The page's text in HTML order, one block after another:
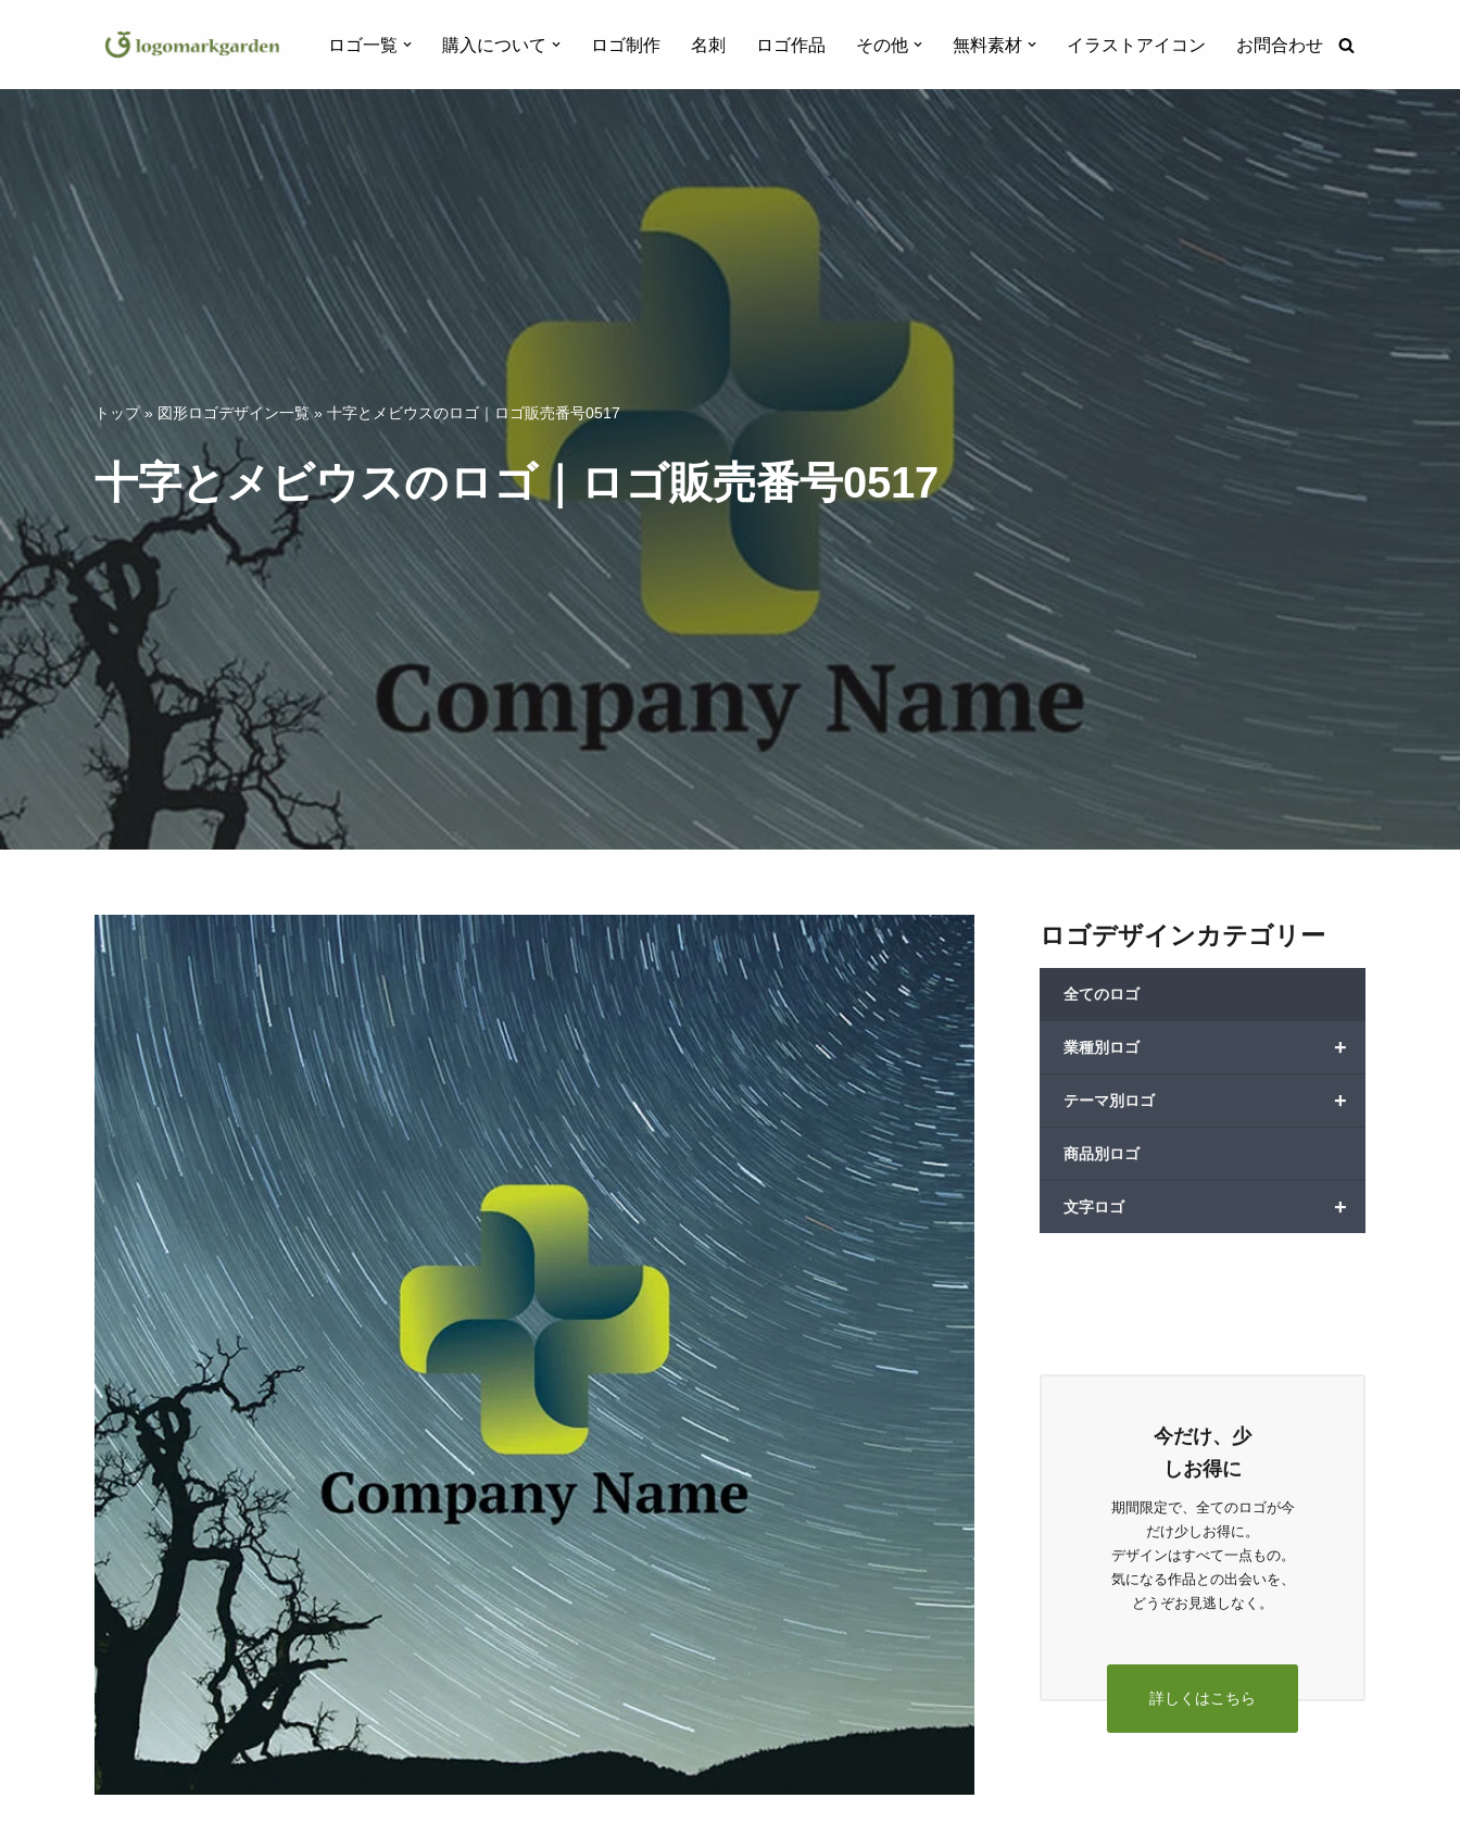
ン
ン
ロゴ一覧 購入について ロゴ制作 名刺 ロゴ作品 その他 無料素材 イラストアイコン お問合わせ
トップ» 図形ロゴデザイン一覧» 十字とメビウスのロゴ｜ロゴ販売番号0517
十字とメビウスのロゴ｜ロゴ販売番号0517
ロゴデザインカテゴリー
全てのロゴ
+
業種別ロゴ
+
テーマ別ロゴ
商品別ロゴ
+
文字ロゴ
今だけ、少
しお得に
期間限定で、全てのロゴが今
だけ少しお得に。
デザインはすべて一点もの。
気になる作品との出会いを、
どうぞお見逃しなく。
詳しくはこちら